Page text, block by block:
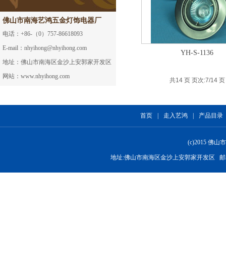
佛山市南海艺鸿五金灯饰电器厂
电话：+86-（0）757-86618093
E-mail：nhyihong@nhyihong.com
地址：佛山市南海区金沙上安郭家开发区
网站：www.nhyihong.com
YH-S-1136
共14 页 页次:7/14 页
首页 走入艺鸿 产品目录
(c)2015 佛山
地址:佛山市南海区金沙上安郭家开发区 邮